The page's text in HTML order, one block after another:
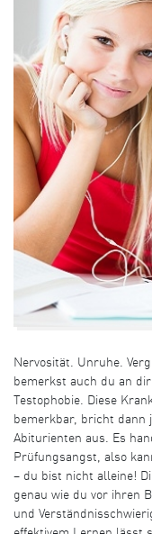
Nervosität. Unruhe.
bemerkst auch du an
Testophobie. Diese
bemerkbar, bricht dann
Abiturienten aus. Es
Prüfungsangst, also
– du bist nicht alleine!
genau wie du vor ihren
und